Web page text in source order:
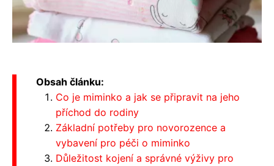
Obsah článku:
Co je miminko a jak se připravit na jeho
příchod do rodiny
Základní potřeby pro novorozence a
vybavení pro péči o miminko
Důležitost kojení a správné výživy pro